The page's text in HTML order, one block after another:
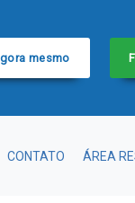
mesmo
CONTATO ÁREA